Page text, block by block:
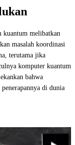
kuantum melibatkan
masalah koordinasi
terutama jika
komputer kuantum
bahwa
di dunia